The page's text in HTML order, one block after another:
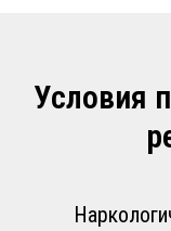
Условия